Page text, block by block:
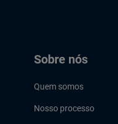
Sobre nós
Quem somos
Nosso processo